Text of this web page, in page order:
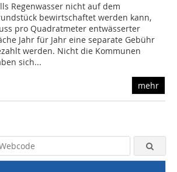
Regenwasser nicht auf dem
bewirtschaftet werden kann,
pro Quadratmeter entwässerter
Jahr für Jahr eine separate Gebühr
werden. Nicht die Kommunen
sich...
mehr